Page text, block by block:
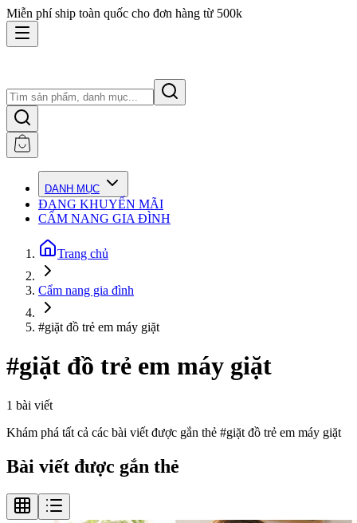
Miễn phí ship toàn quốc cho đơn hàng từ 500k
DANH MỤC
ĐANG KHUYẾN MÃI
CẨM NANG GIA ĐÌNH
Trang chủ
Cẩm nang gia đình
#giặt đồ trẻ em máy giặt
#giặt đồ trẻ em máy giặt
1 bài viết
Khám phá tất cả các bài viết được gắn thẻ #giặt đồ trẻ em máy giặt
Bài viết được gắn thẻ